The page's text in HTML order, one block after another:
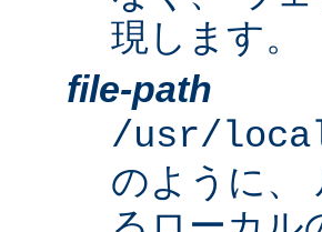
現します。
file-path
/usr/
のように、